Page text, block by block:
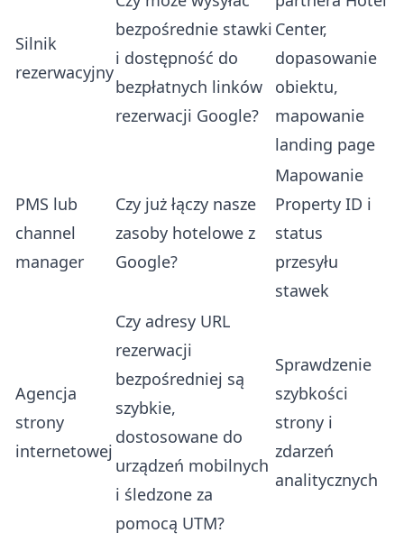
Silnik
rezerwacyjny
bezpośrednie stawki
i dostępność do
bezpłatnych linków
rezerwacji Google?
Center,
dopasowanie
obiektu,
mapowanie
landing page
PMS lub
channel
manager
Czy już łączy nasze
zasoby hotelowe z
Google?
Mapowanie
Property ID i
status
przesyłu
stawek
Agencja
strony
internetowej
Czy adresy URL
rezerwacji
bezpośredniej są
szybkie,
dostosowane do
urządzeń mobilnych
i śledzone za
pomocą UTM?
Sprawdzenie
szybkości
strony i
zdarzeń
analitycznych